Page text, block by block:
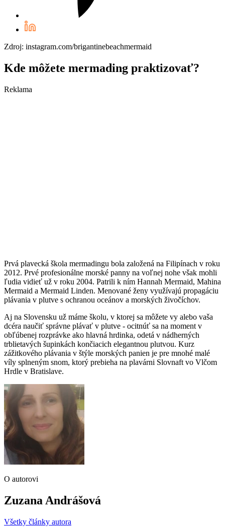
Zdroj: instagram.com/brigantinebeachmermaid
Kde môžete mermading praktizovať?
Reklama
Prvá plavecká škola mermadingu bola založená na Filipínach v roku
2012. Prvé profesionálne morské panny na voľnej nohe však mohli
ľudia vidieť už v roku 2004. Patrili k ním Hannah Mermaid, Mahina
Mermaid a Mermaid Linden. Menované ženy využívajú propagáciu
plávania v plutve s ochranou oceánov a morských živočíchov.
Aj na Slovensku už máme školu, v ktorej sa môžete vy alebo vaša
dcéra naučiť správne plávať v plutve - ocitnúť sa na moment v
obľúbenej rozprávke ako hlavná hrdinka, odetá v nádherných
trblietavých šupinkách končiacich elegantnou plutvou. Kurz
zážitkového plávania v štýle morských panien je pre mnohé malé
víly splneným snom, ktorý prebieha na plavárni Slovnaft vo Vlčom
Hrdle v Bratislave.
O autorovi
Zuzana Andrášová
Všetky články autora